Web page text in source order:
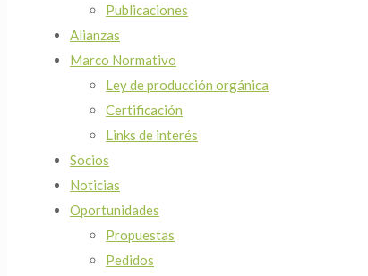
Publicaciones
Alianzas
Marco Normativo
Ley de producción orgánica
Certificación
Links de interés
Socios
Noticias
Oportunidades
Propuestas
Pedidos